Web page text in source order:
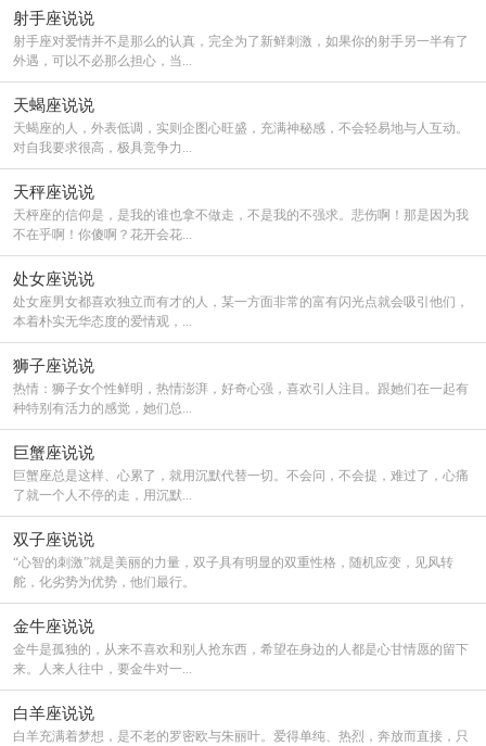
射手座说说
射手座对爱情并不是那么的认真，完全为了新鲜刺激，如果你的射手另一半有了
外遇，可以不必那么担心，当...
天蝎座说说
天蝎座的人，外表低调，实则企图心旺盛，充满神秘感，不会轻易地与人互动。
对自我要求很高，极具竞争力...
天秤座说说
天枰座的信仰是，是我的谁也拿不做走，不是我的不强求。悲伤啊！那是因为我
不在乎啊！你傻啊？花开会花...
处女座说说
处女座男女都喜欢独立而有才的人，某一方面非常的富有闪光点就会吸引他们，
本着朴实无华态度的爱情观，...
狮子座说说
热情：狮子女个性鲜明，热情澎湃，好奇心强，喜欢引人注目。跟她们在一起有
种特别有活力的感觉，她们总...
巨蟹座说说
巨蟹座总是这样、心累了，就用沉默代替一切。不会问，不会提，难过了，心痛
了就一个人不停的走，用沉默...
双子座说说
“心智的刺激”就是美丽的力量，双子具有明显的双重性格，随机应变，见风转
舵，化劣势为优势，他们最行。
金牛座说说
金牛是孤独的，从来不喜欢和别人抢东西，希望在身边的人都是心甘情愿的留下
来。人来人往中，要金牛对一...
白羊座说说
白羊充满着梦想，是不老的罗密欧与朱丽叶。爱得单纯、热烈，奔放而直接，只